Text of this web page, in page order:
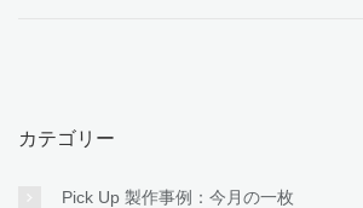
カテゴリー
Pick Up 製作事例：今月の一枚